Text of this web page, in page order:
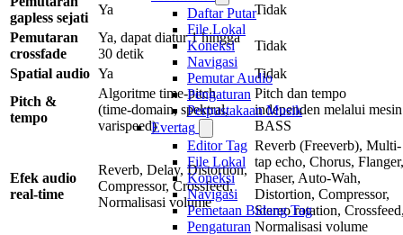
Daftar Putar
File Lokal
Koneksi
Navigasi
Pemutar Audio
Pengaturan
Perpustakaan Musik
Evertag
Editor Tag
File Lokal
Koneksi
Navigasi
Pemetaan Bidang Tag
Pengaturan
gapless sejati
Ya
Tidak
Pemutaran
crossfade
Ya, dapat diatur 1 hingga
30 detik
Tidak
Spatial audio Ya
Tidak
Pitch &
tempo
Algoritme time-pitch
(time-domain, spektral,
varispeed)
Pitch dan tempo
independen melalui mesin
BASS
Efek audio
real-time
Reverb, Delay, Distortion,
Compressor, Crossfeed,
Normalisasi volume
Reverb (Freeverb), Multi-
tap echo, Chorus, Flanger,
Phaser, Auto-Wah,
Distortion, Compressor,
Stereo rotation,
Normalisasi volume